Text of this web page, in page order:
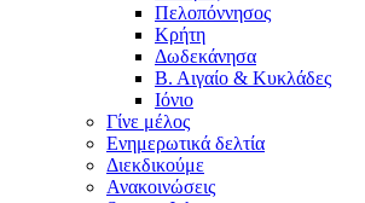
Πελοπόννησος
Κρήτη
Δωδεκάνησα
Β. Αιγαίο & Κυκλάδες
Ιόνιο
Γίνε μέλος
Ενημερωτικά δελτία
Διεκδικούμε
Ανακοινώσεις